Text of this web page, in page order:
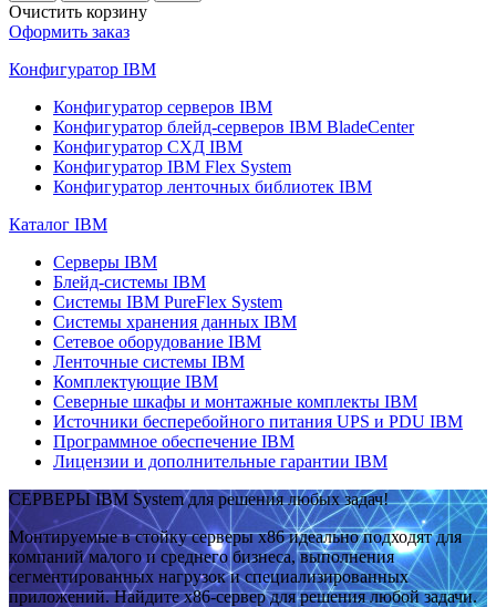
Очистить корзину
Оформить заказ
Конфигуратор IBM
Конфигуратор серверов IBM
Конфигуратор блейд-серверов IBM BladeCenter
Конфигуратор СХД IBM
Конфигуратор IBM Flex System
Конфигуратор ленточных библиотек IBM
Каталог IBM
Серверы IBM
Блейд-системы IBM
Системы IBM PureFlex System
Системы хранения данных IBM
Сетевое оборудование IBM
Ленточные системы IBM
Комплектующие IBM
Северные шкафы и монтажные комплекты IBM
Источники бесперебойного питания UPS и PDU IBM
Программное обеспечение IBM
Лицензии и дополнительные гарантии IBM
СЕРВЕРЫ IBM System для решения любых задач!
Монтируемые в стойку серверы x86 идеально подходят для
компаний малого и среднего бизнеса, выполнения
сегментированных нагрузок и специализированных
приложений. Найдите x86-сервер для решения любой задачи.